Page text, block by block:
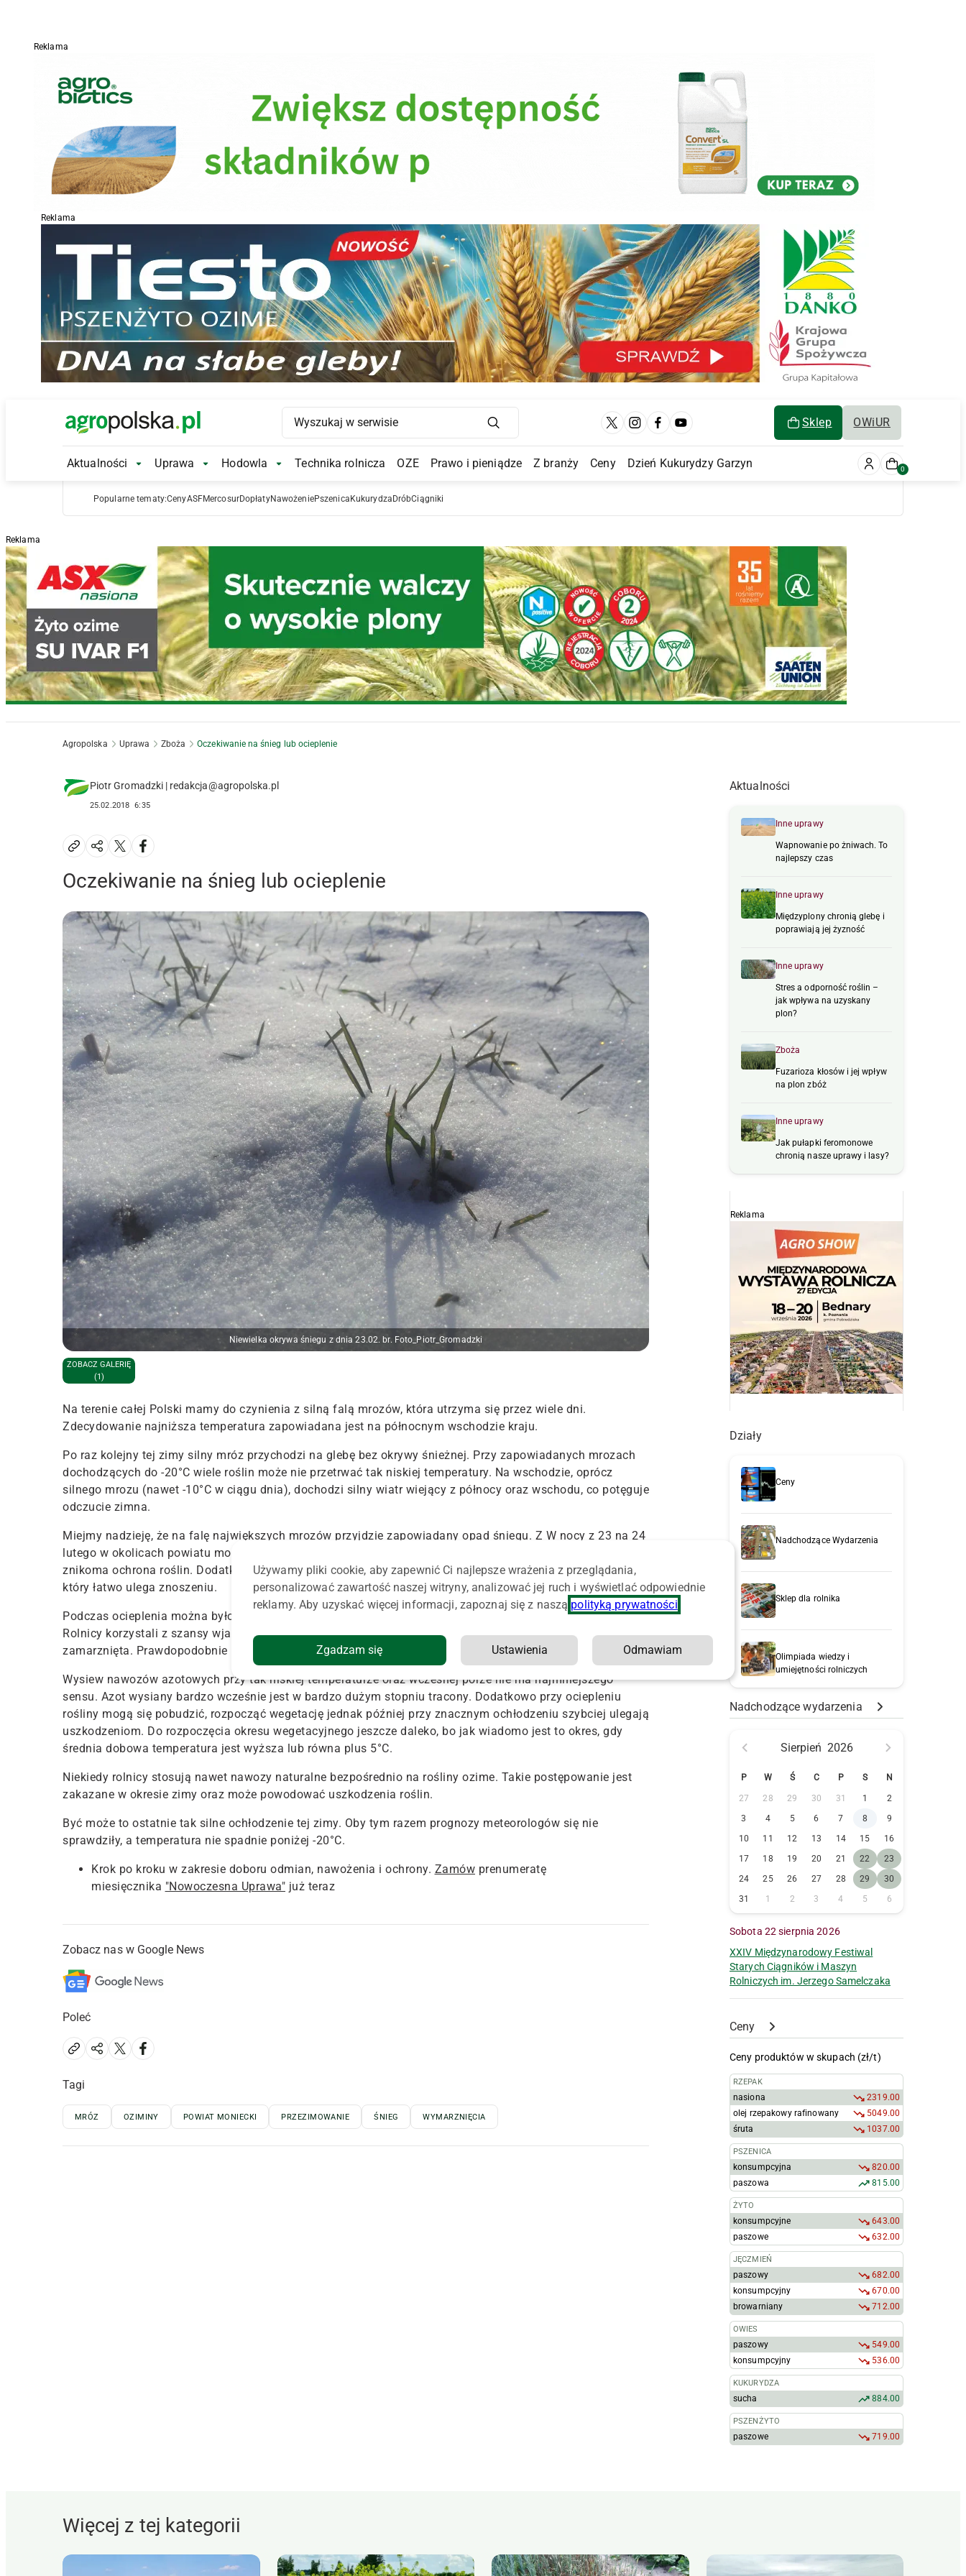
Reklama
Reklama
Main Logo Sklep OWiUR
Main Navigation
Aktualności Aktualności Submenu
Uprawa Uprawa Submenu
Hodowla Hodowla Submenu
Technika rolnicza OZE Prawo i pieniądze Z branży Ceny Dzień Kukurydzy Garzyn 0
Popularne tematy:CenyASFMercosurDopłatyNawożeniePszenica Kukurydza DróbCiągniki
Reklama
Agropolska Uprawa Zboża Oczekiwanie na śnieg lub ocieplenie
Piotr Gromadzki | redakcja@agropolska.pl
25.02.2018 6:35
Oczekiwanie na śnieg lub ocieplenie
Niewielka okrywa śniegu z dnia 23.02. br. Foto_Piotr_Gromadzki
ZOBACZ GALERIĘ
(1)
Na terenie całej Polski mamy do czynienia z silną falą mrozów, która utrzyma się przez wiele dni.
Zdecydowanie najniższa temperatura zapowiadana jest na północnym wschodzie kraju.
Po raz kolejny tej zimy silny mróz przychodzi na glebę bez okrywy śnieżnej. Przy zapowiadanych mrozach
dochodzących do -20°C wiele roślin może nie przetrwać tak niskiej temperatury. Na wschodzie, oprócz
silnego mrozu (nawet -10°C w ciągu dnia), dochodzi silny wiatr wiejący z północy oraz wschodu, co potęguje
odczucie zimna.
Miejmy nadzieję, że na falę największych mrozów przyjdzie zapowiadany opad śniegu. Z W nocy z 23 na 24
lutego w okolicach powiatu monieckiego odnotowany został niewielki opad na poziomie około 3 cm. Jest to
znikoma ochrona roślin. Dodatkowo z wielu pól śnieg jest wywiewany, ponieważ jest to tak zwany "puch",
który łatwo ulega znoszeniu.
Podczas ocieplenia można było zaobserwować rolników stosujących pierwsze dawki nawozów mineralnych.
Rolnicy korzystali z szansy wjazdu na pole, ponieważ pomimo dodatniej temperatury gleba była jeszcze
zamarznięta. Prawdopodobnie były to nawozy potasowe lub fosforowe.
Wysiew nawozów azotowych przy tak niskiej temperaturze oraz wczesnej porze nie ma najmniejszego
sensu. Azot wysiany bardzo wcześnie jest w bardzo dużym stopniu tracony. Dodatkowo przy ociepleniu
rośliny mogą się pobudzić, rozpocząć wegetację jednak później przy znacznym ochłodzeniu szybciej ulegają
uszkodzeniom. Do rozpoczęcia okresu wegetacyjnego jeszcze daleko, bo jak wiadomo jest to okres, gdy
średnia dobowa temperatura jest wyższa lub równa plus 5°C.
Niekiedy rolnicy stosują nawet nawozy naturalne bezpośrednio na rośliny ozime. Takie postępowanie jest
zakazane w okresie zimy oraz może powodować uszkodzenia roślin.
Być może to ostatnie tak silne ochłodzenie tej zimy. Oby tym razem prognozy meteorologów się nie
sprawdziły, a temperatura nie spadnie poniżej -20°C.
Krok po kroku w zakresie doboru odmian, nawożenia i ochrony. Zamów prenumeratę
miesięcznika "Nowoczesna Uprawa" już teraz
Zobacz nas w Google News
Poleć
Tagi
MRÓZ OZIMINY POWIAT MONIECKI PRZEZIMOWANIE ŚNIEG WYMARZNIĘCIA
Aktualności
Inne uprawy
Wapnowanie po żniwach. To
najlepszy czas
Inne uprawy
Międzyplony chronią glebę i
poprawiają jej żyzność
Inne uprawy
Stres a odporność roślin –
jak wpływa na uzyskany
plon?
Zboża
Fuzarioza kłosów i jej wpływ
na plon zbóż
Inne uprawy
Jak pułapki feromonowe
chronią nasze uprawy i lasy?
Reklama
Działy
Ceny
Nadchodzące Wydarzenia
Sklep dla rolnika
Olimpiada wiedzy i
umiejętności rolniczych
Nadchodzące wydarzenia
Sierpień 2026
P W Ś C P S N
27 28 29 30 31 1
2
3
4 5 6 7 8
9
10
11 12 13 14 15
16
17
18 19 20 21 22
23
24
25 26 27 28 29
30
31
1 2 3 4 5 6
Sobota 22 sierpnia 2026
XXIV Międzynarodowy Festiwal
Starych Ciągników i Maszyn
Rolniczych im. Jerzego Samelczaka
Ceny
Ceny produktów w skupach (zł/t)
RZEPAK
nasiona
2319.00
olej rzepakowy rafinowany
5049.00
śruta
1037.00
PSZENICA
konsumpcyjna
820.00
paszowa
815.00
ŻYTO
konsumpcyjne
643.00
paszowe
632.00
JĘCZMIEŃ
paszowy
682.00
konsumpcyjny
670.00
browarniany
712.00
OWIES
paszowy
549.00
konsumpcyjny
536.00
KUKURYDZA
sucha 884.00
PSZENŻYTO
paszowe 719.00
Więcej z tej kategorii
Używamy pliki cookie, aby zapewnić Ci najlepsze wrażenia z przeglądania,
personalizować zawartość naszej witryny, analizować jej ruch i wyświetlać odpowiednie
reklamy. Aby uzyskać więcej informacji, zapoznaj się z naszą polityką prywatności
Zgadzam się Ustawienia Odmawiam